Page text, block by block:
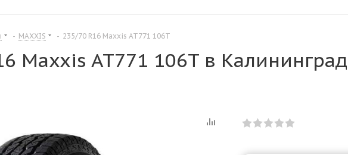
- MAXXIS - 235/70 R16 Maxxis AT771 106T
Maxxis AT771 106T в
оплату